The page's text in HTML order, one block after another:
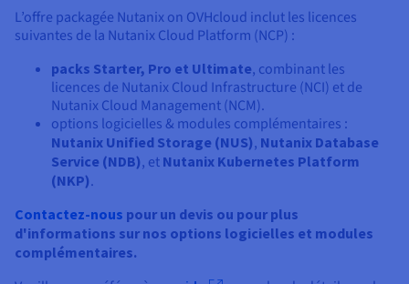
L’offre packagée Nutanix on OVHcloud inclut les licences
suivantes de la Nutanix Cloud Platform (NCP) :
packs Starter, Pro et Ultimate, combinant les
licences de Nutanix Cloud Infrastructure (NCI) et de
Nutanix Cloud Management (NCM).
options logicielles & modules complémentaires :
Nutanix Unified Storage (NUS), Nutanix Database
Service (NDB), et Nutanix Kubernetes Platform
(NKP).
Contactez-nous pour un devis ou pour plus
d'informations sur nos options logicielles et modules
complémentaires.